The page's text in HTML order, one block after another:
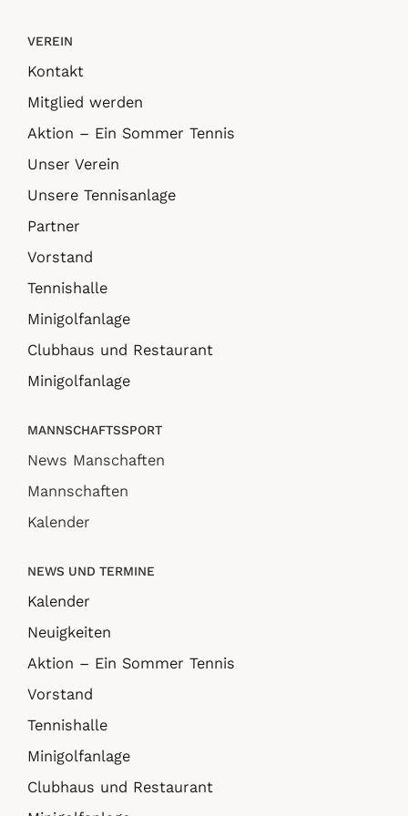
VEREIN
Kontakt
Mitglied werden
Aktion – Ein Sommer Tennis
Unser Verein
Unsere Tennisanlage
Partner
Vorstand
Tennishalle
Minigolfanlage
Clubhaus und Restaurant
Minigolfanlage
MANNSCHAFTSSPORT
News Manschaften
Mannschaften
Kalender
NEWS UND TERMINE
Kalender
Neuigkeiten
Aktion – Ein Sommer Tennis
Vorstand
Tennishalle
Minigolfanlage
Clubhaus und Restaurant